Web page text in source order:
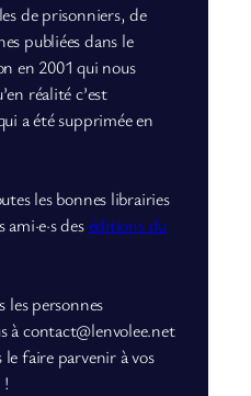
de prisonniers, de
publiées dans le
en 2001 qui nous
réalité c’est
a été supprimée en
les bonnes librairies
deséditions du
personnes
à contact@lenvolee.net
faire parvenir à vos
!